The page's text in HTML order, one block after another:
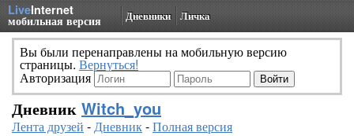
LiveInternet
мобильная версия Дневники Личка
Вы были перенаправлены на мобильную версию
страницы. Вернуться!
Авторизация
Дневник Witch_you
Лента друзей -Дневник-Полная версия